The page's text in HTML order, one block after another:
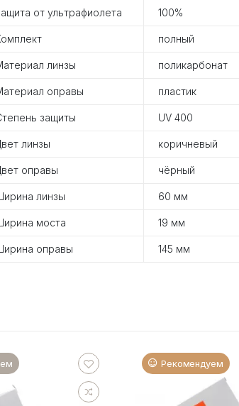
от ультрафиолета 100%
полный
линзы поликарбонат
оправы пластик
защиты UV 400
линзы коричневый
оправы чёрный
линзы 60 мм
моста 19 мм
оправы 145 мм
Рекомендуем